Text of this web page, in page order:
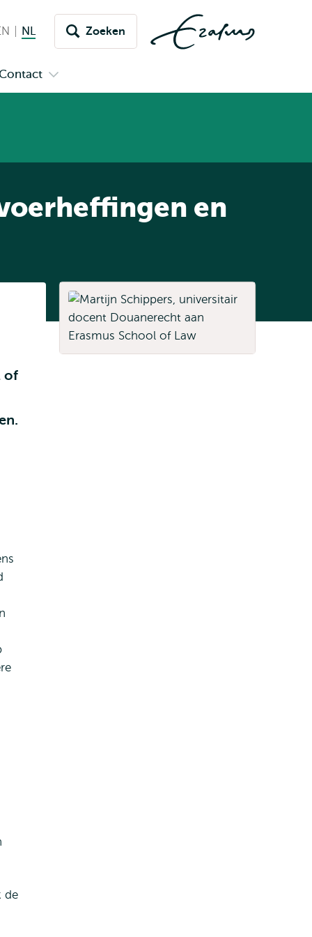
English
NLNederlands huidige taal
Zoeken
en
of
de